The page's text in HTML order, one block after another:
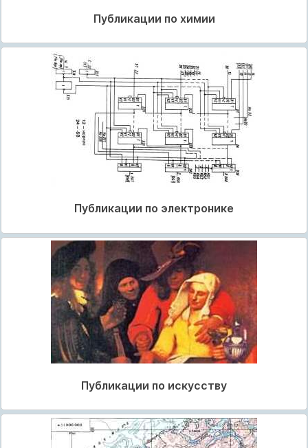
Публикации по химии
Публикации по электронике
Публикации по искусству